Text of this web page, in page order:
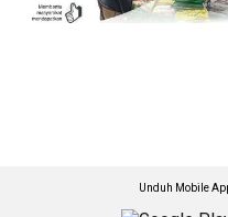
Unduh Mobile